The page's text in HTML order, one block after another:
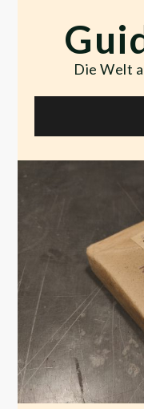
content
Die Welt